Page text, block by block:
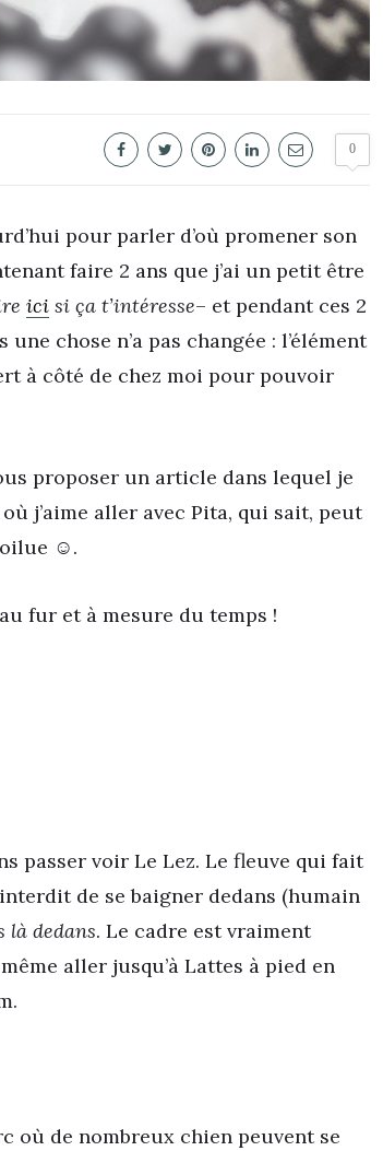
0
pour parler d’où promener son
faire 2 ans que j’ai un petit être
ici si ça t’intéresse– et pendant ces 2
chose n’a pas changée : l’élément
à côté de chez moi pour pouvoir
proposer un article dans lequel je
j’aime aller avec Pita, qui sait, peut
☺️.
fur et à mesure du temps !
passer voir Le Lez. Le fleuve qui fait
de se baigner dedans (humain
là dedans. Le cadre est vraiment
aller jusqu’à Lattes à pied en
où de nombreux chien peuvent se